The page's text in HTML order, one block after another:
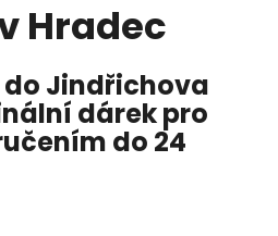
Hradec
Jindřichova
dárek pro
do 24